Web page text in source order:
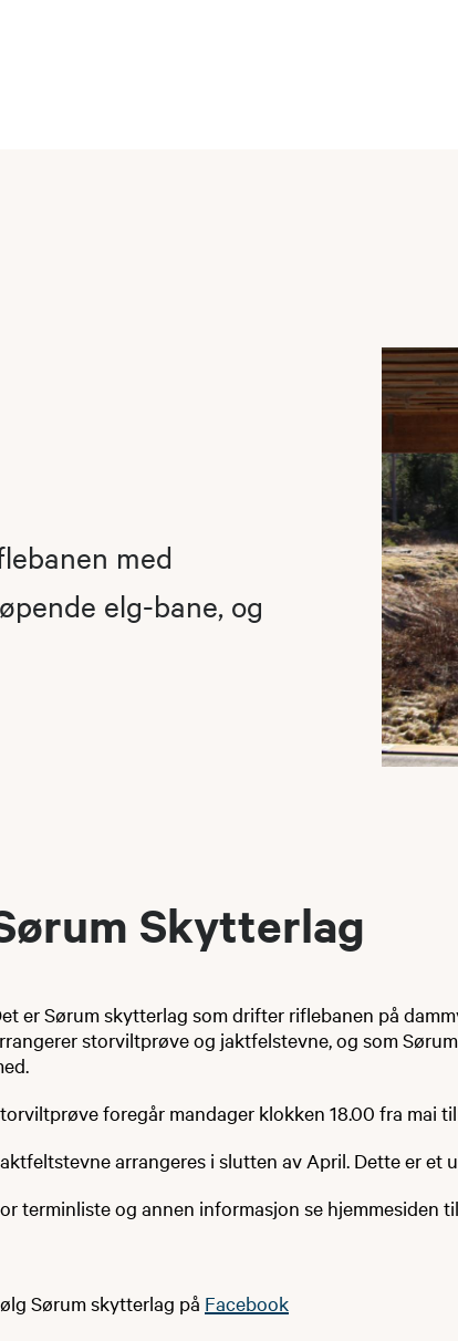
med
elg-bane, og
Skytterlag
er Sørum skytterlag som drifter riflebanen på
storviltprøve og jaktfelstevne, og som
foregår mandager klokken 18.00 fra mai
arrangeres i slutten av April. Dette er et
terminliste og annen informasjon se hjemmesiden til
Sørum skytterlag på Facebook